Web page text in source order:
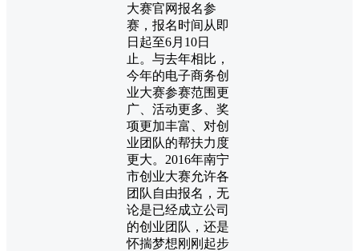
大赛官网报名参
赛，报名时间从即
日起至6月10日
止。与去年相比，
今年的电子商务创
业大赛参赛范围更
广、活动更多、奖
项更加丰富、对创
业团队的帮扶力度
更大。2016年南宁
市创业大赛允许各
团队自由报名，无
论是已经成立公司
的创业团队，还是
怀揣梦想刚刚起步